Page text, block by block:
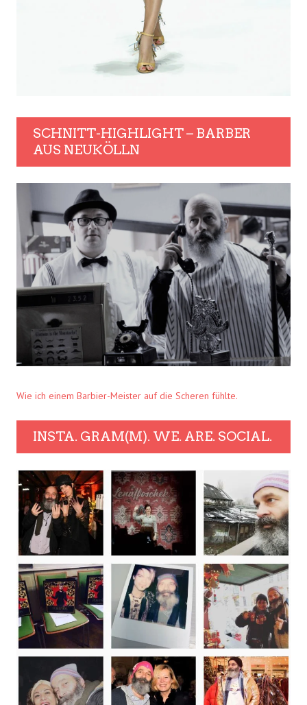
SCHNITT-HIGHLIGHT – BARBER
AUS NEUKÖLLN
Wie ich einem Barbier-Meister auf die Scheren fühlte.
INSTA. GRAM(M). WE. ARE. SOCIAL.